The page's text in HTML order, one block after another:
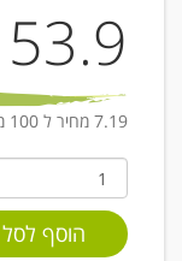
53.9
7.19 מחיר ל 100 מ''ל